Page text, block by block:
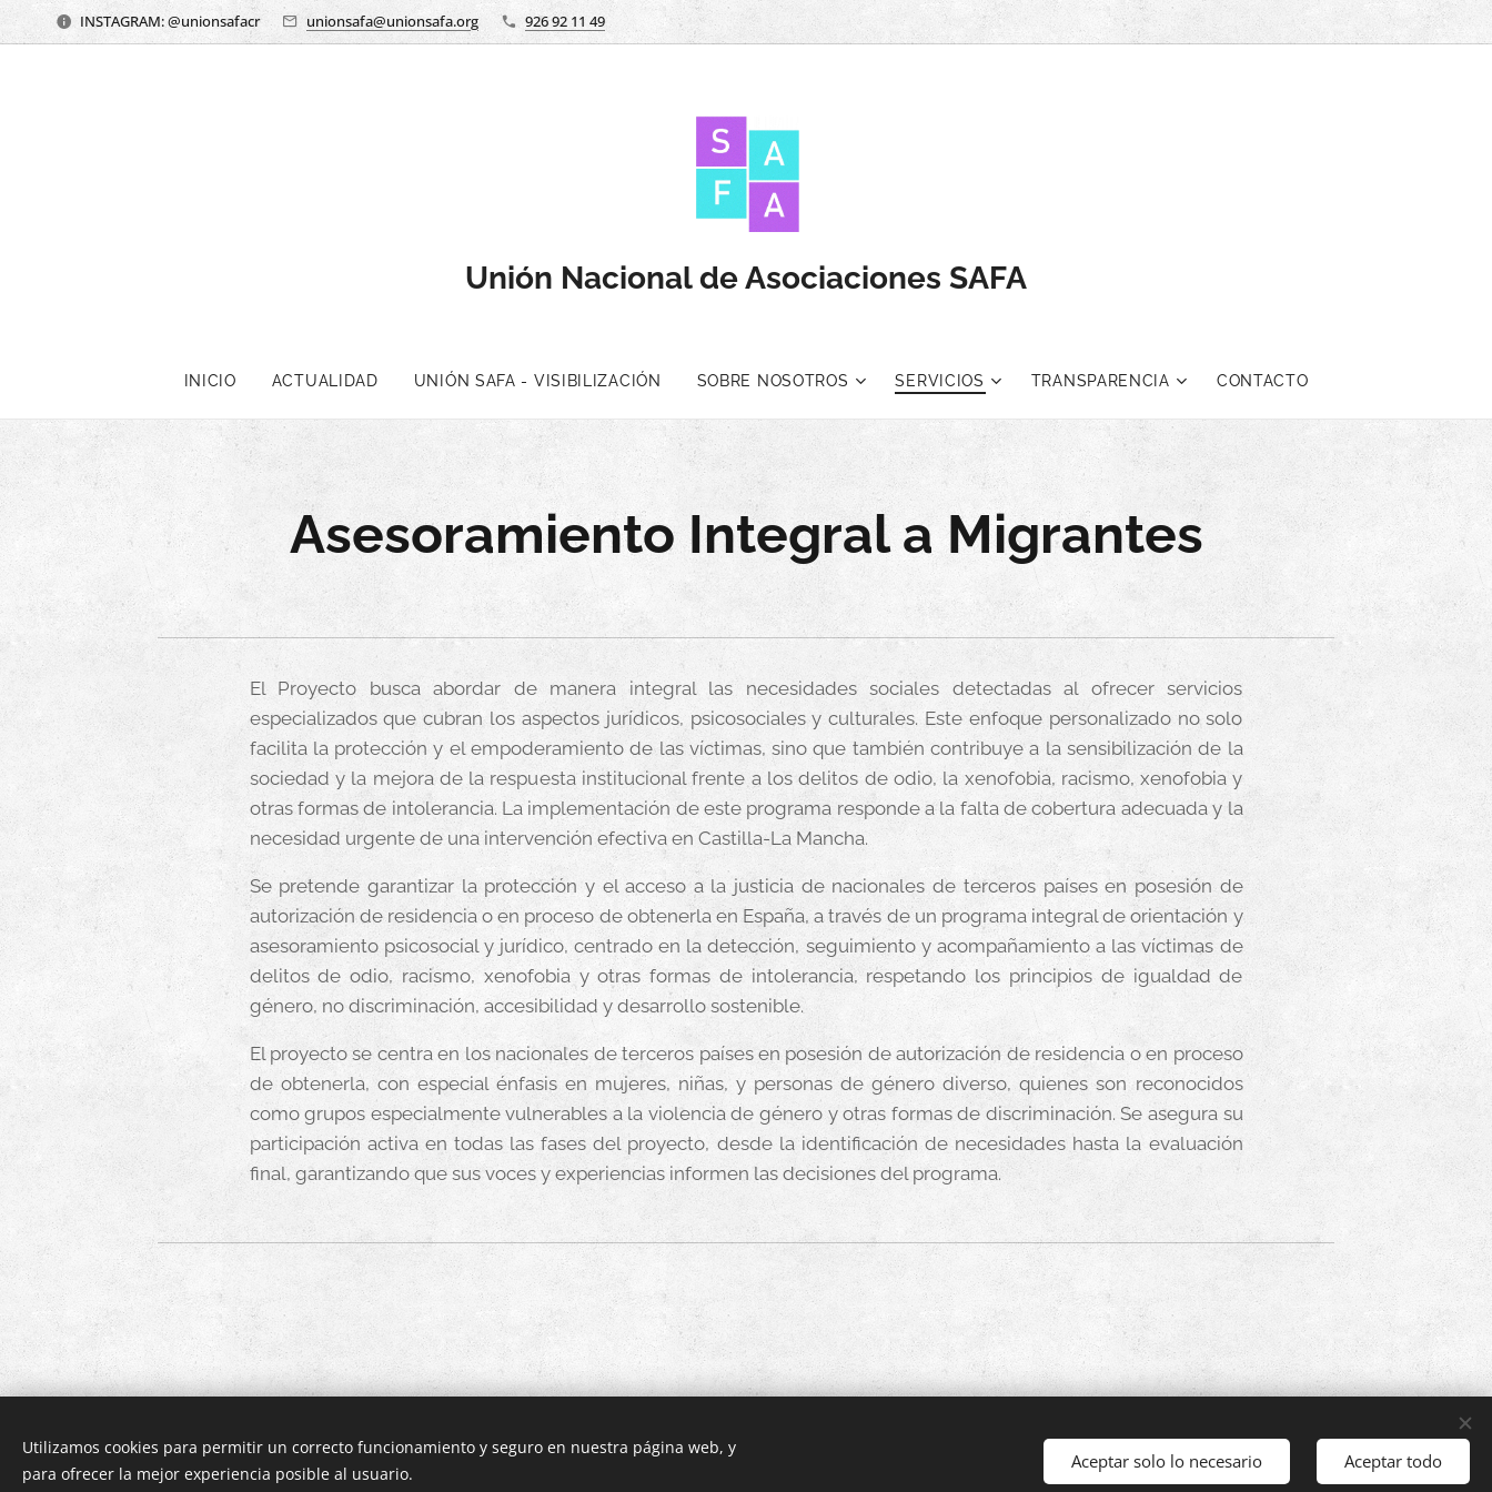
INSTAGRAM: @unionsafacr unionsafa@unionsafa.org 926 92 11 49
Unión Nacional de Asociaciones SAFA
INICIO ACTUALIDAD UNIÓN SAFA - VISIBILIZACIÓN SOBRE NOSOTROS SERVICIOS TRANSPARENCIA CONTACTO
Asesoramiento Integral a Migrantes
El Proyecto busca abordar de manera integral las necesidades sociales detectadas al ofrecer servicios
especializados que cubran los aspectos jurídicos, psicosociales y culturales. Este enfoque personalizado no solo
facilita la protección y el empoderamiento de las víctimas, sino que también contribuye a la sensibilización de la
sociedad y la mejora de la respuesta institucional frente a los delitos de odio, la xenofobia, racismo, xenofobia y
otras formas de intolerancia. La implementación de este programa responde a la falta de cobertura adecuada y la
necesidad urgente de una intervención efectiva en Castilla-La Mancha.
Se pretende garantizar la protección y el acceso a la justicia de nacionales de terceros países en posesión de
autorización de residencia o en proceso de obtenerla en España, a través de un programa integral de orientación y
asesoramiento psicosocial y jurídico, centrado en la detección, seguimiento y acompañamiento a las víctimas de
delitos de odio, racismo, xenofobia y otras formas de intolerancia, respetando los principios de igualdad de
género, no discriminación, accesibilidad y desarrollo sostenible.
El proyecto se centra en los nacionales de terceros países en posesión de autorización de residencia o en proceso
de obtenerla, con especial énfasis en mujeres, niñas, y personas de género diverso, quienes son reconocidos
como grupos especialmente vulnerables a la violencia de género y otras formas de discriminación. Se asegura su
participación activa en todas las fases del proyecto, desde la identificación de necesidades hasta la evaluación
final, garantizando que sus voces y experiencias informen las decisiones del programa.
© 2022 Unión Nacional de Asociaciones SAFA | Todos los derechos reservados.
Utilizamos cookies para permitir un correcto funcionamiento y seguro en nuestra página web, y
para ofrecer la mejor experiencia posible al usuario.
Aceptar solo lo necesario Aceptar todo